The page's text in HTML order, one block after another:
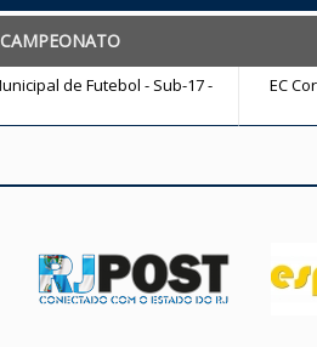
CAMPEONATO
de Futebol - Sub-17 -
EC